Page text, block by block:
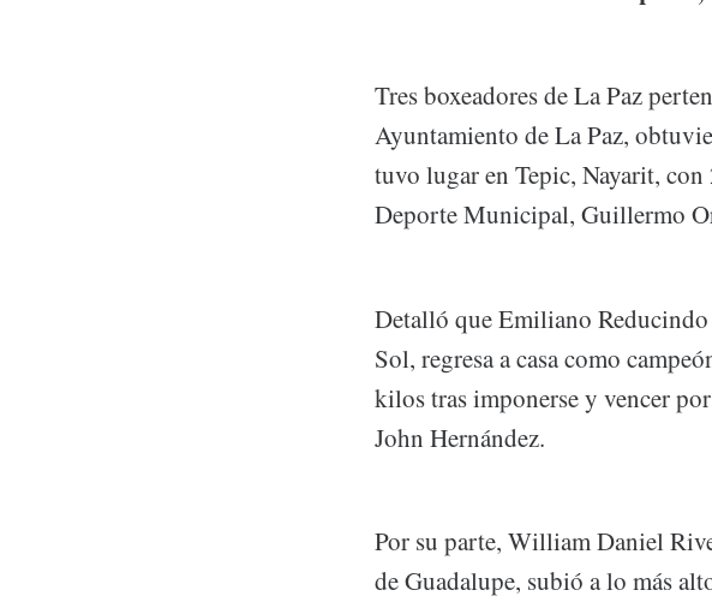
Tres boxeadores de La Paz
Ayuntamiento de La Paz,
tuvo lugar en Tepic, Nayarit,
Deporte Municipal, Guillermo
Detalló que Emiliano
Sol, regresa a casa como
kilos tras imponerse y vencer
John Hernández.
Por su parte, William Daniel
de Guadalupe, subió a lo más